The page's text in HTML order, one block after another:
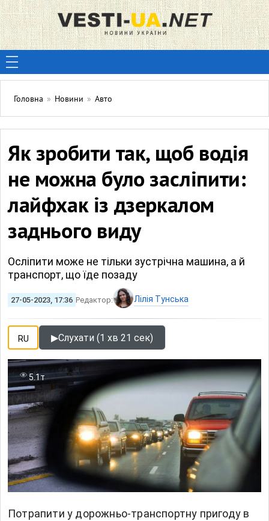
Головна » Новини » Авто
Як зробити так, щоб водія
не можна було засліпити:
лайфхак із дзеркалом
заднього виду
Осліпити може не тільки зустрічна машина, а й
транспорт, що їде позаду
27-05-2023, 17:36 Редактор: Лілія Тунська
RU ▶Слухати (1 хв 21 сек)
5.1т
Потрапити у дорожньо-транспортну пригоду в